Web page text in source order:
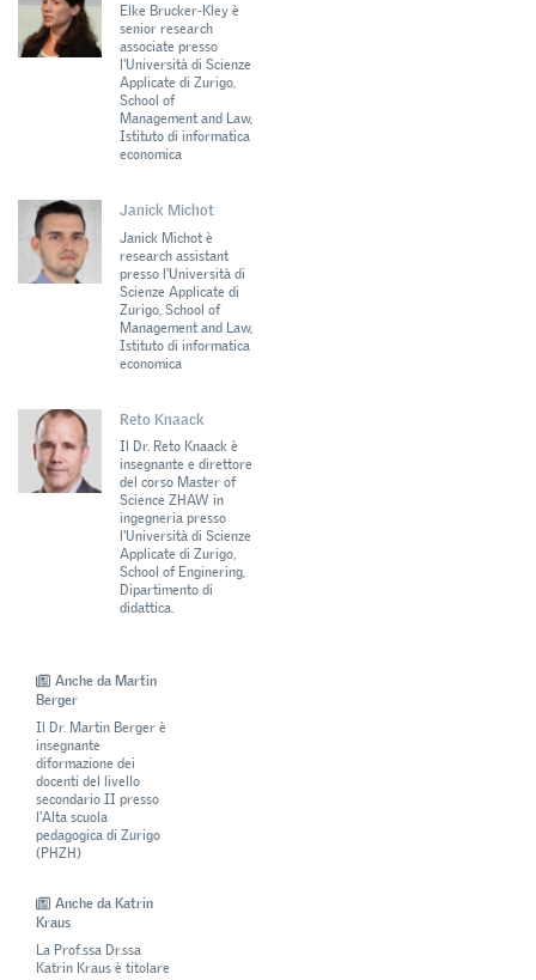
Elke Brucker-Kley è
senior research
associate presso
l'Università di Scienze
Applicate di Zurigo,
School of
Management and Law,
Istituto di informatica
economica
Janick Michot
Janick Michot è
research assistant
presso l'Università di
Scienze Applicate di
Zurigo, School of
Management and Law,
Istituto di informatica
economica
Reto Knaack
Il Dr. Reto Knaack è
insegnante e direttore
del corso Master of
Science ZHAW in
ingegneria presso
l'Università di Scienze
Applicate di Zurigo,
School of Enginering,
Dipartimento di
didattica.
Anche da Martin
Berger
Il Dr. Martin Berger è
insegnante
diformazione dei
docenti del livello
secondario II presso
l'Alta scuola
pedagogica di Zurigo
(PHZH)
Anche da Katrin
Kraus
La Prof.ssa Dr.ssa
Katrin Kraus è titolare